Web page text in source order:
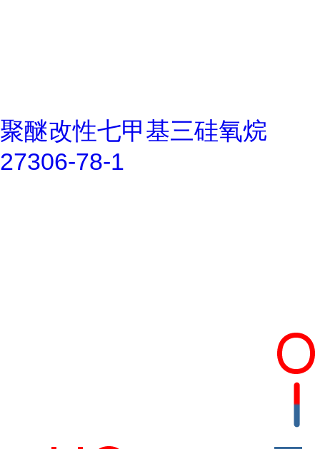
聚醚改性七甲基三硅氧烷
27306-78-1